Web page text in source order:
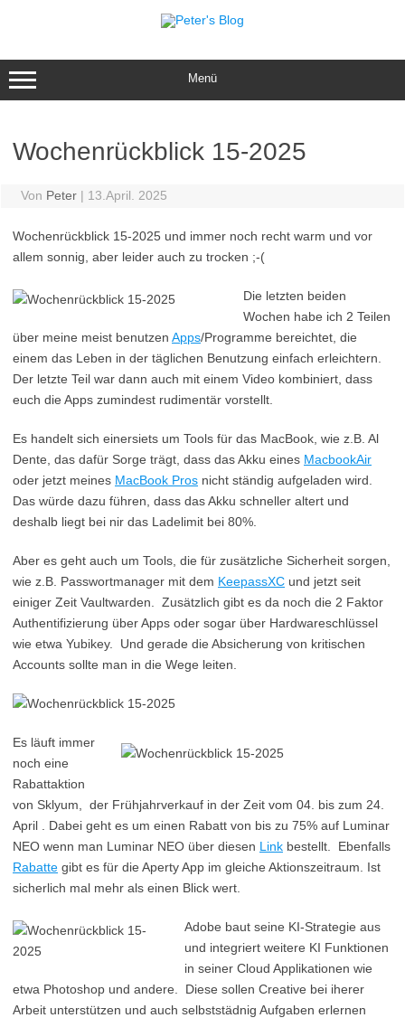
Menü
Wochenrückblick 15-2025
Von Peter | 13.April. 2025
Wochenrückblick 15-2025 und immer noch recht warm und vor
allem sonnig, aber leider auch zu trocken ;-(
Die letzten beiden
Wochen habe ich 2 Teilen
über meine meist benutzen Apps/Programme bereichtet, die
einem das Leben in der täglichen Benutzung einfach erleichtern.
Der letzte Teil war dann auch mit einem Video kombiniert, dass
euch die Apps zumindest rudimentär vorstellt.
Es handelt sich einersiets um Tools für das MacBook, wie z.B. Al
Dente, das dafür Sorge trägt, dass das Akku eines MacbookAir
oder jetzt meines MacBook Pros nicht ständig aufgeladen wird.
Das würde dazu führen, dass das Akku schneller altert und
deshalb liegt bei nir das Ladelimit bei 80%.
Aber es geht auch um Tools, die für zusätzliche Sicherheit sorgen,
wie z.B. Passwortmanager mit dem KeepassXC und jetzt seit
einiger Zeit Vaultwarden. Zusätzlich gibt es da noch die 2 Faktor
Authentifizierung über Apps oder sogar über Hardwareschlüssel
wie etwa Yubikey. Und gerade die Absicherung von kritischen
Accounts sollte man in die Wege leiten.
Es läuft immer
noch eine
Rabattaktion
von Sklyum, der Frühjahrverkauf in der Zeit vom 04. bis zum 24.
April . Dabei geht es um einen Rabatt von bis zu 75% auf Luminar
NEO wenn man Luminar NEO über diesen Link bestellt. Ebenfalls
Rabatte gibt es für die Aperty App im gleiche Aktionszeitraum. Ist
sicherlich mal mehr als einen Blick wert.
Adobe baut seine KI-Strategie aus
und integriert weitere KI Funktionen
in seiner Cloud Applikationen wie
etwa Photoshop und andere. Diese sollen Creative bei iherer
Arbeit unterstützen und auch selbststädnig Aufgaben erlernen